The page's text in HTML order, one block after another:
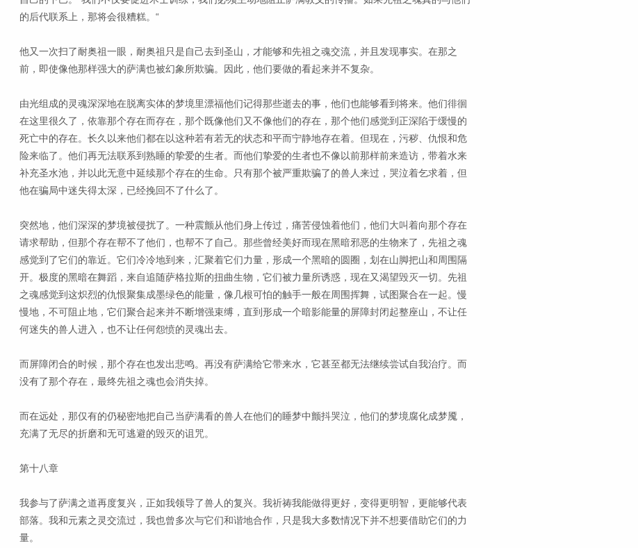
的后代联系上，那将会很糟糕。“
他又一次扫了耐奥祖一眼，耐奥祖只是自己去到圣山，才能够和先祖之魂交流，并且发现事实。在那之
前，即使像他那样强大的萨满也被幻象所欺骗。因此，他们要做的看起来并不复杂。
由光组成的灵魂深深地在脱离实体的梦境里漂福他们记得那些逝去的事，他们也能够看到将来。他们徘徊
在这里很久了，依靠那个存在而存在，那个既像他们又不像他们的存在，那个他们感觉到正深陷于缓慢的
死亡中的存在。长久以来他们都在以这种若有若无的状态和平而宁静地存在着。但现在，污秽、仇恨和危
险来临了。他们再无法联系到熟睡的挚爱的生者。而他们挚爱的生者也不像以前那样前来造访，带着水来
补充圣水池，并以此无意中延续那个存在的生命。只有那个被严重欺骗了的兽人来过，哭泣着乞求着，但
他在骗局中迷失得太深，已经挽回不了什么了。
突然地，他们深深的梦境被侵扰了。一种震颤从他们身上传过，痛苦侵蚀着他们，他们大叫着向那个存在
请求帮助，但那个存在帮不了他们，也帮不了自己。那些曾经美好而现在黑暗邪恶的生物来了，先祖之魂
感觉到了它们的靠近。它们冷冷地到来，汇聚着它们力量，形成一个黑暗的圆圈，划在山脚把山和周围隔
开。极度的黑暗在舞蹈，来自追随萨格拉斯的扭曲生物，它们被力量所诱惑，现在又渴望毁灭一切。先祖
之魂感觉到这炽烈的仇恨聚集成墨绿色的能量，像几根可怕的触手一般在周围挥舞，试图聚合在一起。慢
慢地，不可阻止地，它们聚合起来并不断增强束缚，直到形成一个暗影能量的屏障封闭起整座山，不让任
何迷失的兽人进入，也不让任何怨愤的灵魂出去。
而屏障闭合的时候，那个存在也发出悲鸣。再没有萨满给它带来水，它甚至都无法继续尝试自我治疗。而
没有了那个存在，最终先祖之魂也会消失掉。
而在远处，那仅有的仍秘密地把自己当萨满看的兽人在他们的睡梦中颤抖哭泣，他们的梦境腐化成梦魇，
充满了无尽的折磨和无可逃避的毁灭的诅咒。
第十八章
我参与了萨满之道再度复兴，正如我领导了兽人的复兴。我祈祷我能做得更好，变得更明智，更能够代表
部落。我和元素之灵交流过，我也曾多次与它们和谐地合作，只是我大多数情况下并不想要借助它们的力
量。